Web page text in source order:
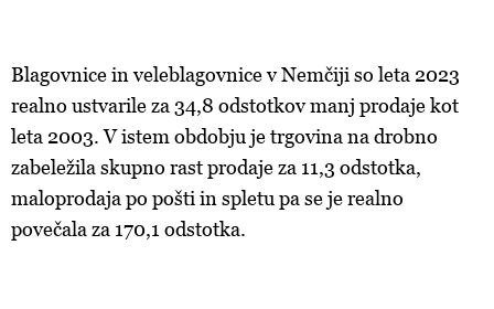
Blagovnice in veleblagovnice v Nemčiji so leta 2023
realno ustvarile za 34,8 odstotkov manj prodaje kot
leta 2003. V istem obdobju je trgovina na drobno
zabeležila skupno rast prodaje za 11,3 odstotka,
maloprodaja po pošti in spletu pa se je realno
povečala za 170,1 odstotka.